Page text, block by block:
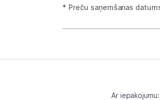
* Preču saņemšanas
Ar iepakojumu: